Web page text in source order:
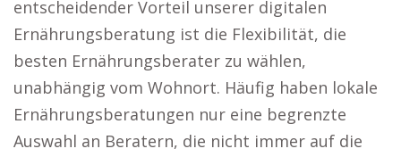
entscheidender Vorteil unserer digitalen
Ernährungsberatung ist die Flexibilität, die
besten Ernährungsberater zu wählen,
unabhängig vom Wohnort. Häufig haben lokale
Ernährungsberatungen nur eine begrenzte
Auswahl an Beratern, die nicht immer auf die